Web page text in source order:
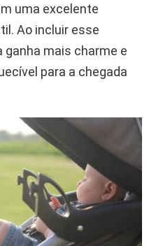
uma excelente
Ao incluir esse
ganha mais charme e
para a chegada